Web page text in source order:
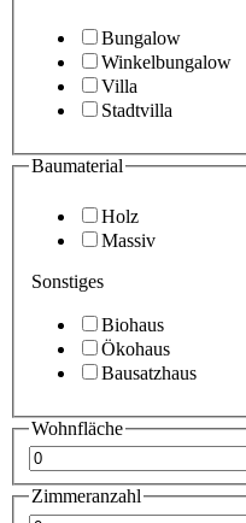
Bungalow
Winkelbungalow
Villa
Stadtvilla
Baumaterial
Holz
Massiv
Sonstiges
Biohaus
Ökohaus
Bausatzhaus
Wohnfläche
Zimmeranzahl